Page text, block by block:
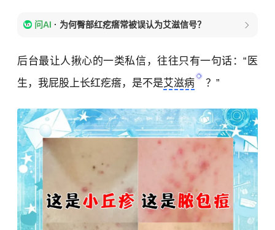
问AI · 为何臀部红疙瘩常被误认为艾滋信号？
后台最让人揪心的一类私信，往往只有一句话：“医
生，我屁股上长红疙瘩，是不是艾滋病 ？”